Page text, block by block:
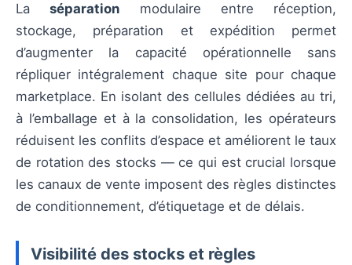
Laséparation modulaire entre réception,
stockage, préparation et expédition permet
d’augmenter la capacité opérationnelle sans
répliquer intégralement chaque site pour chaque
marketplace. En isolant des cellules dédiées au tri,
à l’emballage et à la consolidation, les opérateurs
réduisent les conflits d’espace et améliorent le taux
de rotation des stocks — ce qui est crucial lorsque
les canaux de vente imposent des règles distinctes
de conditionnement, d’étiquetage et de délais.
Visibilité des stocks et règles